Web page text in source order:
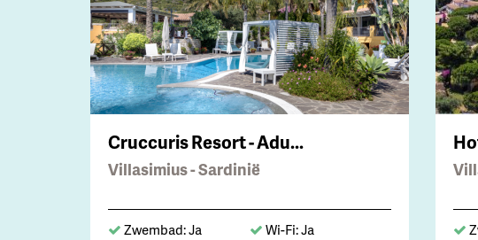
Cruccuris Resort - Adu...
Villasimius - Sardinië
Zwembad: Ja
Wi-Fi: Ja